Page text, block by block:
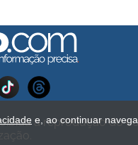
a reprodução do
e, ao continuar